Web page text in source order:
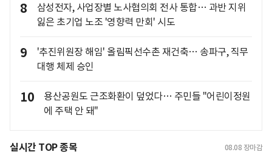
8
삼성전자, 사업장별 노사협의회 전사 통합… 과반 지위
잃은 초기업 노조 '영향력 만회' 시도
9
'추진위원장 해임' 올림픽선수촌 재건축… 송파구, 직무
대행 체제 승인
10
용산공원도 근조화환이 덮었다… 주민들 "어린이정원
에 주택 안 돼"
실시간 TOP 종목 08.08 장마감